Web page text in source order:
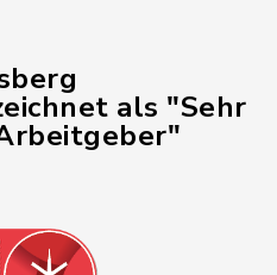
als "Sehr